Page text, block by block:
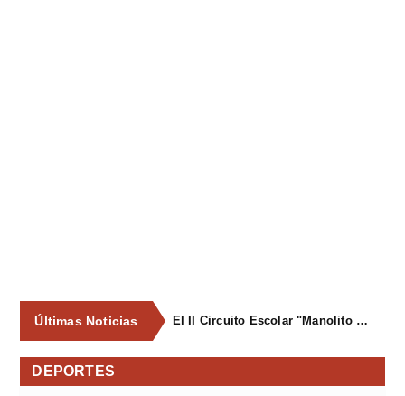
Últimas Noticias El II Circuito Escolar "Manolito el Pegu" volvió a reunir a las jóvenes promesas del ciclismo asturiano en El Carbayu
DEPORTES